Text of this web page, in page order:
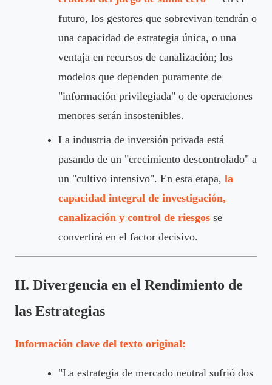
futuro, los gestores que sobrevivan tendrán o
una capacidad de estrategia única, o una
ventaja en recursos de canalización; los
modelos que dependen puramente de
"información privilegiada" o de operaciones
menores serán insostenibles.
La industria de inversión privada está
pasando de un "crecimiento descontrolado" a
un "cultivo intensivo". En esta etapa, la
capacidad integral de investigación,
canalización y control de riesgos se
convertirá en el factor decisivo.
II. Divergencia en el Rendimiento de
las Estrategias
Información clave del texto original:
"La estrategia de mercado neutral sufrió dos